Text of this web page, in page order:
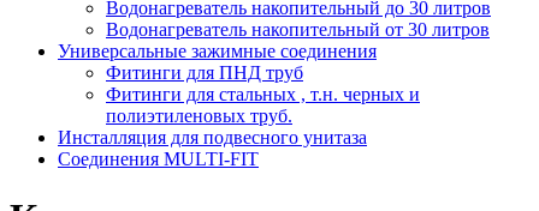
Водонагреватель накопительный до 30 литров
Водонагреватель накопительный от 30 литров
Универсальные зажимные соединения
Фитинги для ПНД труб
Фитинги для стальных , т.н. черных и
полиэтиленовых труб.
Инсталляция для подвесного унитаза
Соединения MULTI-FIT